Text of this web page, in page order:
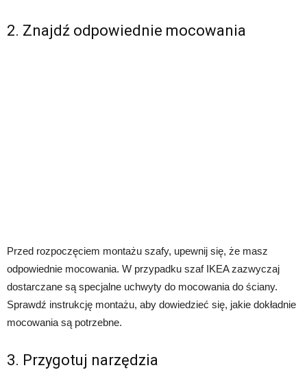
2. Znajdź odpowiednie mocowania
Przed rozpoczęciem montażu szafy, upewnij się, że masz
odpowiednie mocowania. W przypadku szaf IKEA zazwyczaj
dostarczane są specjalne uchwyty do mocowania do ściany.
Sprawdź instrukcję montażu, aby dowiedzieć się, jakie dokładnie
mocowania są potrzebne.
3. Przygotuj narzędzia